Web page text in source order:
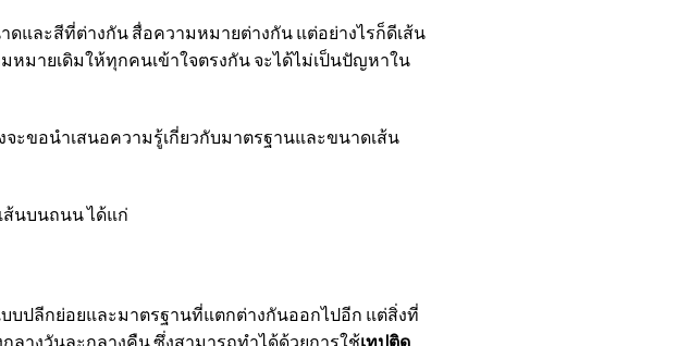
และสีที่ต่างกัน สื่อความหมายต่างกัน แต่อย่างไรก็ดีเส้น
มายเดิมให้ทุกคนเข้าใจตรงกัน จะได้ไม่เป็นปัญหาใน
จะขอนำเสนอความรู้เกี่ยวกับมาตรฐานและขนาดเส้น
ส้นบนถนน ได้แก่
บปลีกย่อยและมาตรฐานที่แตกต่างกันออกไปอีก แต่สิ่งที่
ลางวันละกลางคืน ซึ่งสามารถทำได้ด้วยการใช้เทปติด